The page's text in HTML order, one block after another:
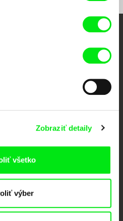
Zobraziť detaily
všetko
výber